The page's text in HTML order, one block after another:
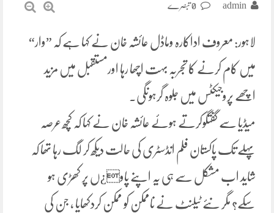
admin
لاہور: معروف اداکارہ وماڈل عائشہ خان نے کہا ہے کہ ”وار“
میں کام کرنے کا تجربہ بہت اچھا رہا اورمستقبل میں مزید
اچھے پروجیکٹس میں جلوہ گرہونگی۔
میڈیا سے گفتگوکرتے ہوئے عائشہ خان نے کہا کہ کچھ عرصہ
پہلے تک پاکستان فلم انڈسٹری کی حالت دیکھ کر لگ رہا تھا کہ
شاید اب مشکل سے ہی یہ اپنے پاو¿ں پر کھڑی ہو
سکے؟ مگر نئے ٹیلنٹ نے ناممکن کو ممکن کردکھایا ، جن کی